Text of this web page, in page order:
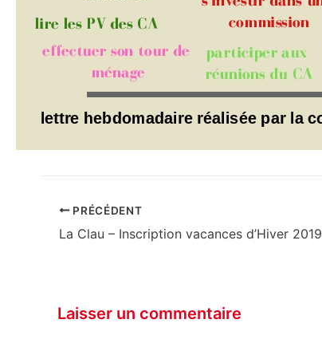
PRÉCÉDENT
La Clau – Inscription vacances d’Hiver 2019
Laisser un commentaire